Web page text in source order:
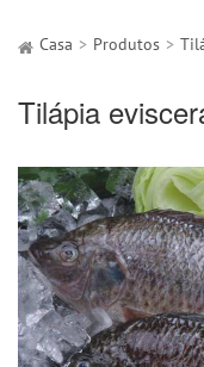
Casa Produtos
Tilápia